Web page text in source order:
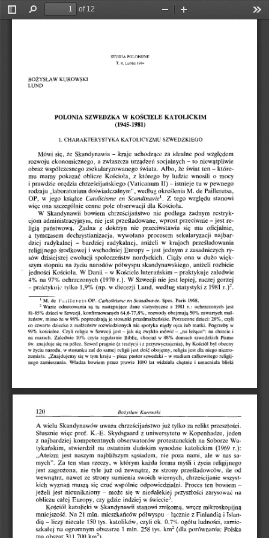
Toggle
Find
of 12
Zoom
STUDIA POLONIJNE
T. 8.  Lublin  1984
BOŻYSLAW KUROWSKI
LUND
POLONIA SZWEDZKA W KOŚCIELE KATOLICKIM
(1945-1981)
1.  CHARAKTERYSTYKA KATOLICYZMU SZWEDZKIEGO
Mówi się,  że Skandynawia -  kraje  uchodzące za idealne pod względem
rozwoju ekonomicznego,  a zwłaszcza urządzeń socjalnych -  to niewątpliwie
obraz współczesnego zsekularyzowanego świata.  Albo, że świat ten -  które­
mu  mamy  pokazać  oblicze  Kościoła,  z  którego  by  ludzie  wnosili  o  mocy
i prawdzie orędzia chrześcijańskiego (Vaticanum II) -  istnieje tu w pewnego
rodzaju „laboratorium doświadczalnym”, według określenia M. de Pailleretsa,
OP,  w  jego  książce Catolicisme  en  Scandinavie1.  Z  tego  względu  stanowi
więc ona szczególnie cenne pole obserwacji dla Kościoła.
W  Skandynawii  bowiem  chrześcijaństwo  nie  podlega  żadnym  restryk­
cjom administracyjnym, nie jest prześladowane, wprost przeciwnie -  jest re-
ligią  państwową.  Żadna  z  doktryn  nie  przeciwstawia  się  mu  oficjalnie,
a  tymczasem  dechrystianizacja,  wywołana  procesem  sekularyzacji  najbar­
dziej  radykalnej  -   bardziej  radykalnej,  aniżeli  w  krajach  prześladowania
religijnego środkowej i wschodniej Europy -  jest jednym z zasadniczych ry­
sów dzisiejszej  ewolucji społeczeństw nordyckich.  Ciąży ona w dużo więk­
szym stopniu na życiu narodów półwyspu skandynawskiego, aniżeli rozbicie
jedności Kościoła. W Danii -  w Kościele luterańskim -  praktykuje zaledwie
4%  na 97%  ochrzczonych (1970 r.).  W Szwecji nie jest lepiej, raczej gorzej
- praktykuje tylko 1,9%  (np. w diecezji Lund, według statystyki z 1981 r.)2.
1 M. de l’aillerets OP. Catholicisme en Scandinavie. Spes. Paris 1968.
2 Warte  odnotowania  są  tu  następujące  dane  statystyczne  z  1981  r.:  ochrzczonych  jest
81-85% dzieci w Szwecji, konfirmowanych 64,6-77,8%, rozwody obejmują 50% zawartych mał­
żeństw, mimo że w 98% poprzedzają je stosunki przedmałżeńskie. Porzucone dzieci: 28%, czyli
co czwarte dziecko z małżeństw rozwiedzionych nie spotyka nigdy ojca lub matki.  Pogrzeby w
99%  kościelne.  Czyli religia w Szwecji jest -  jak się zwykło mówić -  „na leżąco”: na chrzcie i
na  marach.  Zaledwie  10%  czyta regularnie  Biblię,  chociaż w 88%  domach szwedzkich Pismo
św. znajduje się na półce. Szwed pragnie (z tradycji i z przyzwyczajenia), by Kościół był obecny
w życiu narodu, w stosunku zaś do samej religii jest dość obojętny, religia jest dla niego niezro­
zumiała.  „Znajdujemy się w tym kraju -  pisze pastor szwedzki -  w stadium całkowitego religij­
nego  zamieszania.  Władza  bowiem  przez  prawie  1000  lat  widziała  chętnie  i  umacniała  bliski
A wielu Skandynawów uważa chrześcijaństwo już tylko za relikt przeszłości.
Słusznie więc prof.  K.-E.  Skydsgaard z uniwersytetu w Kopenhadze, jeden
z najbardziej  kompetentnych obserwatorów protestanckich na Soborze Wa­
tykańskim,  stwierdził  na  ostatnim  duńskim  synodzie  katolickim  (1969  r.):
„Ateizm  jest  naszym  najbliższym  sąsiadem,  nie  poza  nami,  ale  w  nas  sa­
mych”.  Za ten  stan rzeczy,  w którym każda forma myśli i życia religijnego
jest  zagrożona,  nie  tyle  już  od  zewnątrz,  ze  strony  prześladowców,  ile  od
wewnątrz,  nawet ze strony sumienia swoich wiernych, chrześcijanie wszyst­
kich wyznań muszą się czuć wspólnie odpowiedzialni.  Proces ten bowiem -
jeżeli jest  nieunikniony -  może  się  w  niedalekiej  przyszłości zarysować na
obliczu całej  Europy, czy gdzie indziej w świecie3.
Kościół katolicki w Skandynawii stanowi znikomą, wręcz mikroskopijną
mniejszość.  Na 21 min. mieszkańców półwyspu -  łącznie z Finlandią i Islan­
dią -  liczy niecałe 150 tys. katolików, czyli ok. 0,7% ogółu ludności, zamie­
szkałej  na ogromnym obszarze 1 min. 258 tys. km2 (dla porównania: Polska